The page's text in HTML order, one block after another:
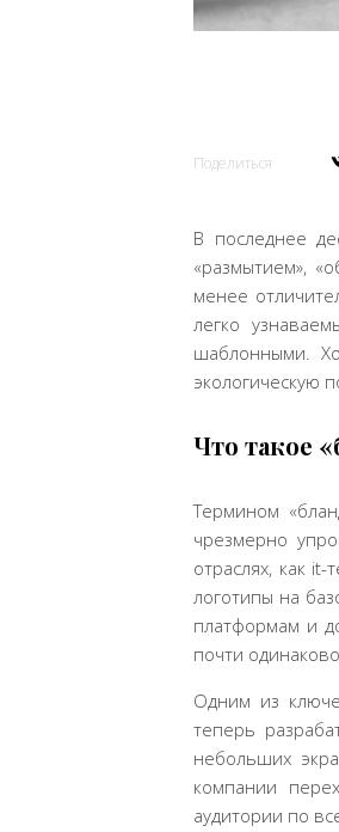
Поделиться
В последнее
«размытием»,
менее
легко
шаблонными.
экологическую
Что такое
Термином
чрезмерно
отраслях, как
логотипы на
платформам и
почти
Одним из
теперь
небольших
компании
аудитории по